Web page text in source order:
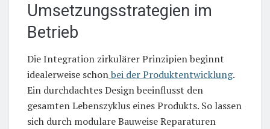
Umsetzungsstrategien im
Betrieb
Die Integration zirkulärer Prinzipien beginnt
idealerweise schonbei der Produktentwicklung.
Ein durchdachtes Design beeinflusst den
gesamten Lebenszyklus eines Produkts. So lassen
sich durch modulare Bauweise Reparaturen